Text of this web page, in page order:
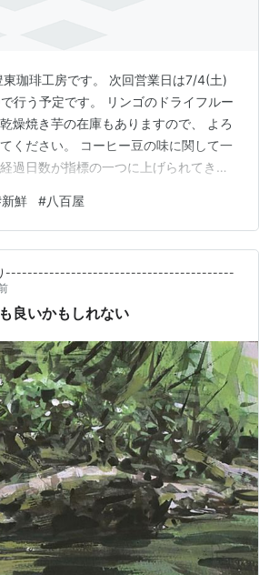
東珈琲工房です。 次回営業日は7/4(土)
行う予定です。 リンゴのドライフルー
燥焼き芋の在庫もありますので、 よろ
ください。 コーヒー豆の味に関して一
過日数が指標の一つに上げられてきま
まず生豆の状態ですとニュークロップ
プといった風にいつ収穫できたかで区
の含有量等が変化しており、新しい豆
しいという訳ではないです。 そして焙
ですが、コーヒー豆は焙煎するとガス
になり…
新鮮 #八百屋
り------------------------------------------
良いかもしれない